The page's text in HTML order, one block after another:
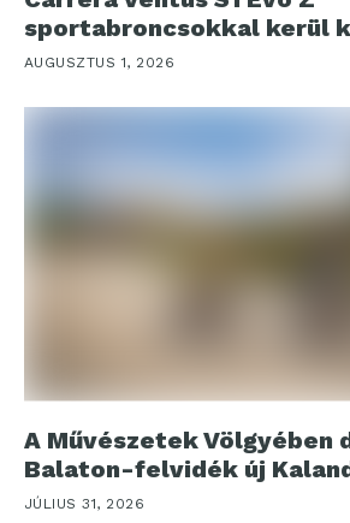
sportabroncsokkal kerül
AUGUSZTUS 1, 2026
A Művészetek Völgyében
Balaton-felvidék új
JÚLIUS 31, 2026